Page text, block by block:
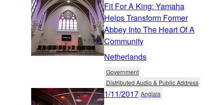
Fit For A King: Yamaha
Helps Transform Former
Abbey Into The Heart Of A
Community
Netherlands
Government
Distributed Audio & Public Address
1/11/2017 Anglais